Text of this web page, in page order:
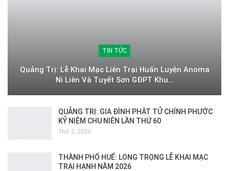
TIN TỨC
Quảng Trị: Lễ Khai Mạc Liên Trại Huấn Luyện Anoma
Ni Liên Và Tuyết Sơn GĐPT Khu…
QUẢNG TRỊ: GIA ĐÌNH PHẬT TỬ CHÍNH PHƯỚC
KỶ NIỆM CHU NIÊN LẦN THỨ 60
Th8 3, 2026
THÀNH PHỐ HUẾ: LONG TRỌNG LỄ KHAI MẠC
TRẠI HẠNH NĂM 2026